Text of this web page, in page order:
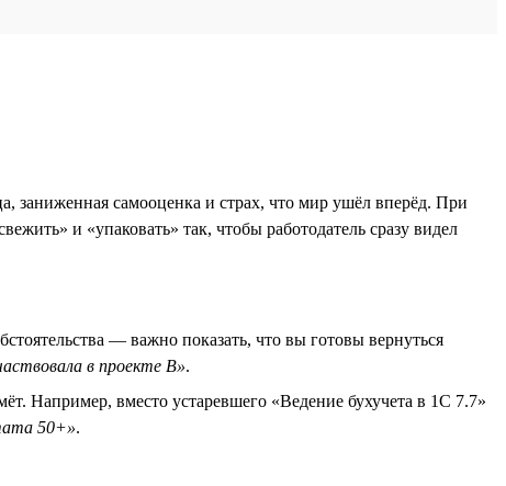
заниженная самооценка и страх, что мир ушёл вперёд. При
и «упаковать» так, чтобы работодатель сразу видел
— важно показать, что вы готовы вернуться
в проекте B».
Например, вместо устаревшего «Ведение бухучета в 1С 7.7»
50+».